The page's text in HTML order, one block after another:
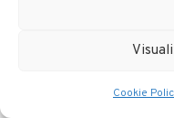
Cookie